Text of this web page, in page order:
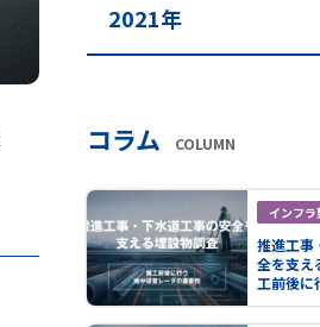
2021年
コラム COLUMN
インフラ
推進工事
全を支え
工前後